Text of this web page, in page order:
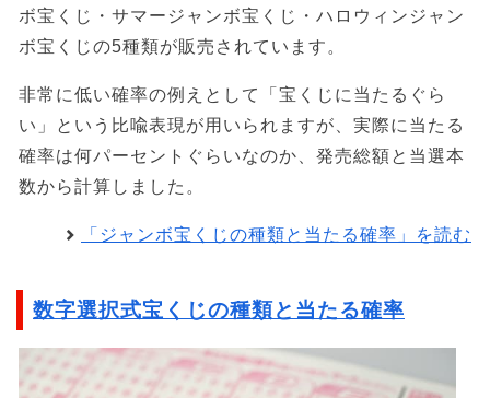
ボ宝くじ・サマージャンボ宝くじ・ハロウィンジャン
ボ宝くじの5種類が販売されています。
非常に低い確率の例えとして「宝くじに当たるぐら
い」という比喩表現が用いられますが、実際に当たる
確率は何パーセントぐらいなのか、発売総額と当選本
数から計算しました。
「ジャンボ宝くじの種類と当たる確率」を読む
数字選択式宝くじの種類と当たる確率